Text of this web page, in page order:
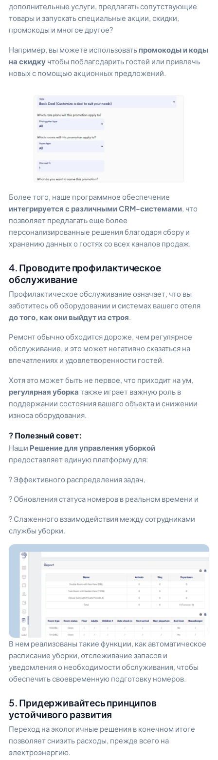
дополнительные услуги, предлагать сопутствующие
товары и запускать специальные акции, скидки,
промокоды и многое другое?
Например, вы можете использовать промокоды и коды
на скидку чтобы поблагодарить гостей или привлечь
новых с помощью акционных предложений.
Более того, наше программное обеспечение
интегрируется с различными CRM-системами, что
позволяет предлагать еще более
персонализированные решения благодаря сбору и
хранению данных о гостях со всех каналов продаж.
4. Проводите профилактическое
обслуживание
Профилактическое обслуживание означает, что вы
заботитесь об оборудовании и системах вашего отеля
до того, как они выйдут из строя.
Ремонт обычно обходится дороже, чем регулярное
обслуживание, и это может негативно сказаться на
впечатлениях и удовлетворенности гостей.
Хотя это может быть не первое, что приходит на ум,
регулярная уборка также играет важную роль в
поддержании состояния вашего объекта и снижении
износа оборудования.
? Полезный совет:
Наши Решение для управления уборкой
предоставляет единую платформу для:
? Эффективного распределения задач,
? Обновления статуса номеров в реальном времени и
? Слаженного взаимодействия между сотрудниками
службы уборки.
В нем реализованы такие функции, как автоматическое
расписание уборки, отслеживание запасов и
уведомления о необходимости обслуживания, чтобы
обеспечить своевременную подготовку номеров.
5. Придерживайтесь принципов
устойчивого развития
Переход на экологичные решения в конечном итоге
позволяет снизить расходы, прежде всего на
электроэнергию.